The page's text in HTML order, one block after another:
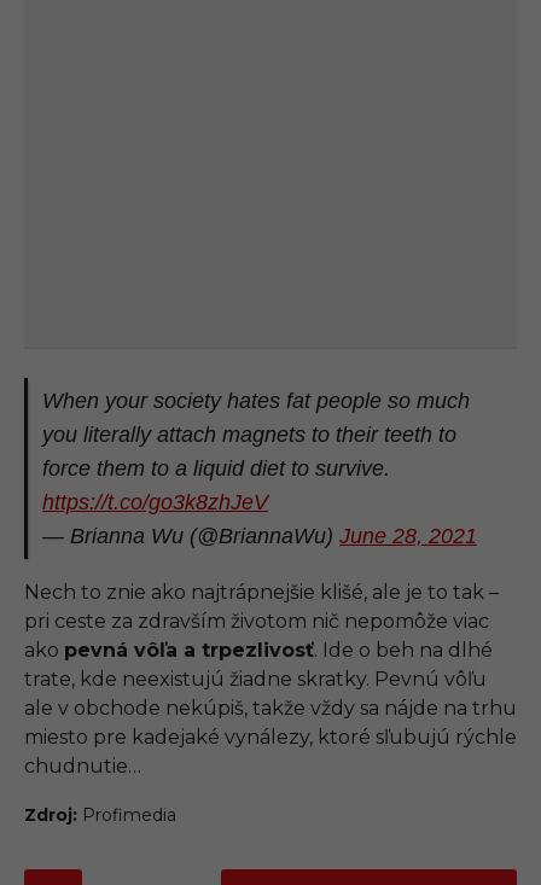
When your society hates fat people so much
you literally attach magnets to their teeth to
force them to a liquid diet to survive.
https://t.co/go3k8zhJeV
— Brianna Wu (@BriannaWu) June 28, 2021
Nech to znie ako najtrápnejšie klišé, ale je to tak –
pri ceste za zdravším životom nič nepomôže viac
ako pevná vôľa a trpezlivosť. Ide o beh na dlhé
trate, kde neexistujú žiadne skratky. Pevnú vôľu
ale v obchode nekúpiš, takže vždy sa nájde na trhu
miesto pre kadejaké vynálezy, ktoré sľubujú rýchle
chudnutie…
Zdroj: Profimedia